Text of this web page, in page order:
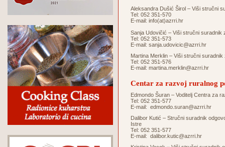
Aleksandra Dušić Širol – Viši stručni
Tel: 052 351-570
E-mail: info(at)azrri.hr
Sanja Udovičić – Viši stručni suradnik
Tel: 052 351-573
E-mail: sanja.udovicic@azrri.hr
Martina Merklin – Viši stručni
Tel: 052 351-576
E-mail: martina.merklin@azrri.hr
Centar za razvoj ruralnog
Edmondo Šuran – Voditelj Centra za
Tel: 052 351-577
E-mail: edmondo.suran@azrri.hr
Dalibor Kutić – Stručni suradnik
Istre
Tel: 052 351-577
E-mail: dalibor.kutic@azrri.hr